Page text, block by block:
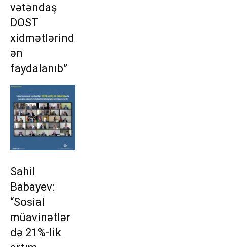
vətəndaş
DOST
xidmətlərind
ən
faydalanıb”
Sahil
Babayev:
“Sosial
müavinətlər
də 21%-lik